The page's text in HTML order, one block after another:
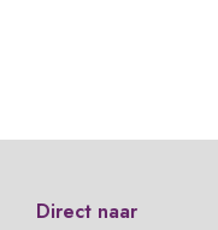
Direct naar